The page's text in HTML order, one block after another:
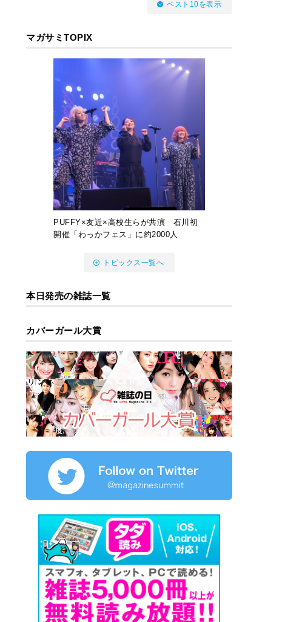
ベスト10を表示
マガサミTOPIX
PUFFY×友近×高校生らが共演 石川初
開催「わっかフェス」に約2000人
トピックス一覧へ
本日発売の雑誌一覧
カバーガール大賞